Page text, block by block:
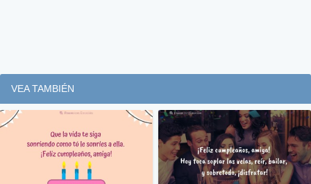
VEA TAMBIÉN